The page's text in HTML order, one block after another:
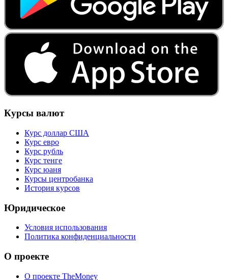
Курсы валют
Курс доллар США
Курс евро
Курс рубль
Курс тенге
Курс юаня
Курсы центробанка
История курсов
Юридическое
Условия использования
Политика конфиденциальности
О проекте
О проекте TheMoney